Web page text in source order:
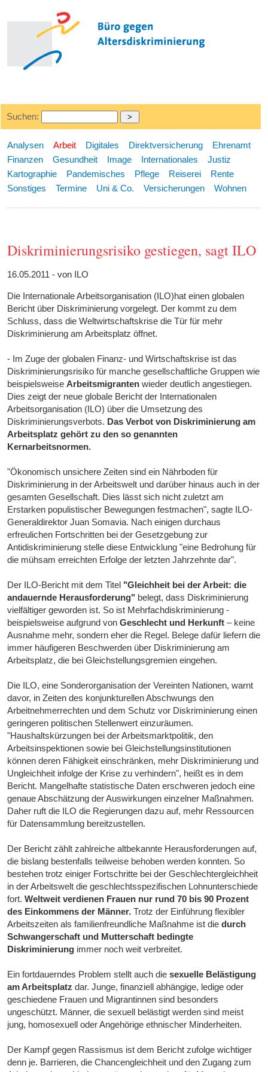
Suchen:
Analysen Arbeit Digitales Direktversicherung
Ehrenamt
Finanzen
Gesundheit Image Internationales
Justiz
Kartographie
Pandemisches Pflege Reiserei
Rente
Sonstiges
Termine Uni & Co. Versicherungen Wohnen
Diskriminierungsrisiko gestiegen, sagt ILO
16.05.2011 - von ILO
Die Internationale Arbeitsorganisation (ILO)hat einen globalen
Bericht über Diskriminierung vorgelegt. Der kommt zu dem
Schluss, dass die Weltwirtschaftskrise die Tür für mehr
Diskriminierung am Arbeitsplatz öffnet.
- Im Zuge der globalen Finanz- und Wirtschaftskrise ist das
Diskriminierungsrisiko für manche gesellschaftliche Gruppen wie
beispielsweiseArbeitsmigranten wieder deutlich angestiegen.
Dies zeigt der neue globale Bericht der Internationalen
Arbeitsorganisation (ILO) über die Umsetzung des
Diskriminierungsverbots. Das Verbot von Diskriminierung am
Arbeitsplatz gehört zu den so genannten
Kernarbeitsnormen.
"Ökonomisch unsichere Zeiten sind ein Nährboden für
Diskriminierung in der Arbeitswelt und darüber hinaus auch in der
gesamten Gesellschaft. Dies lässt sich nicht zuletzt am
Erstarken populistischer Bewegungen festmachen", sagte ILO-
Generaldirektor Juan Somavia. Nach einigen durchaus
erfreulichen Fortschritten bei der Gesetzgebung zur
Antidiskriminierung stelle diese Entwicklung "eine Bedrohung für
die mühsam erreichten Erfolge der letzten Jahrzehnte dar".
Der ILO-Bericht mit dem Titel "Gleichheit bei der Arbeit: die
andauernde Herausforderung" belegt, dass Diskriminierung
vielfältiger geworden ist. So ist Mehrfachdiskriminierung -
beispielsweise aufgrund vonGeschlecht und Herkunft – keine
Ausnahme mehr, sondern eher die Regel. Belege dafür liefern die
immer häufigeren Beschwerden über Diskriminierung am
Arbeitsplatz, die bei Gleichstellungsgremien eingehen.
Die ILO, eine Sonderorganisation der Vereinten Nationen, warnt
davor, in Zeiten des konjunkturellen Abschwungs den
Arbeitnehmerrechten und dem Schutz vor Diskriminierung einen
geringeren politischen Stellenwert einzuräumen.
"Haushaltskürzungen bei der Arbeitsmarktpolitik, den
Arbeitsinspektionen sowie bei Gleichstellungsinstitutionen
können deren Fähigkeit einschränken, mehr Diskriminierung und
Ungleichheit infolge der Krise zu verhindern", heißt es in dem
Bericht. Mangelhafte statistische Daten erschweren jedoch eine
genaue Abschätzung der Auswirkungen einzelner Maßnahmen.
Daher ruft die ILO die Regierungen dazu auf, mehr Ressourcen
für Datensammlung bereitzustellen.
Der Bericht zählt zahlreiche altbekannte Herausforderungen auf,
die bislang bestenfalls teilweise behoben werden konnten. So
bestehen trotz einiger Fortschritte bei der Geschlechtergleichheit
in der Arbeitswelt die geschlechtsspezifischen Lohnunterschiede
fort.Weltweit verdienen Frauen nur rund 70 bis 90 Prozent
des Einkommens der Männer. Trotz der Einführung flexibler
Arbeitszeiten als familienfreundliche Maßnahme ist diedurch
Schwangerschaft und Mutterschaft bedingte
Diskriminierung immer noch weit verbreitet.
Ein fortdauerndes Problem stellt auch diesexuelle Belästigung
am Arbeitsplatz dar. Junge, finanziell abhängige, ledige oder
geschiedene Frauen und Migrantinnen sind besonders
ungeschützt. Männer, die sexuell belästigt werden sind meist
jung, homosexuell oder Angehörige ethnischer Minderheiten.
Der Kampf gegen Rassismus ist dem Bericht zufolge wichtiger
denn je. Barrieren, die Chancengleichheit und den Zugang zum